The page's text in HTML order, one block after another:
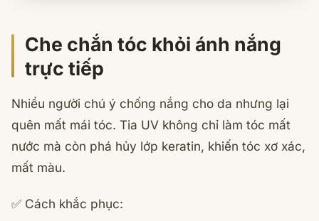
Che chắn tóc khỏi ánh nắng
trực tiếp
Nhiều người chú ý chống nắng cho da nhưng lại
quên mất mái tóc. Tia UV không chỉ làm tóc mất
nước mà còn phá hủy lớp keratin, khiến tóc xơ xác,
mất màu.
✅ Cách khắc phục: